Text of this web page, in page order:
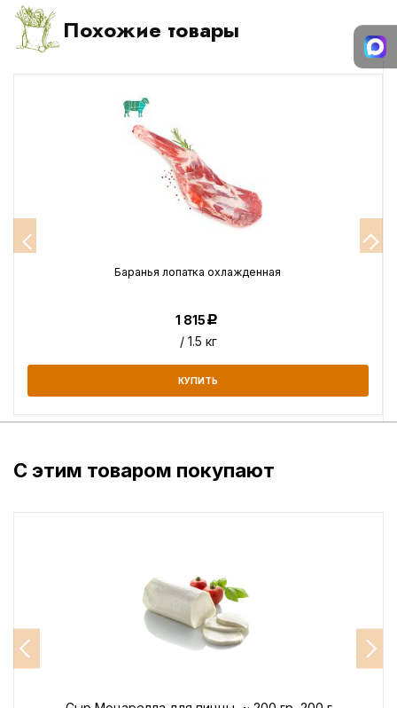
Похожие товары
Баранья лопатка охлажденная
1 815Р
/ 1.5 кг
КУПИТЬ
С этим товаром покупают